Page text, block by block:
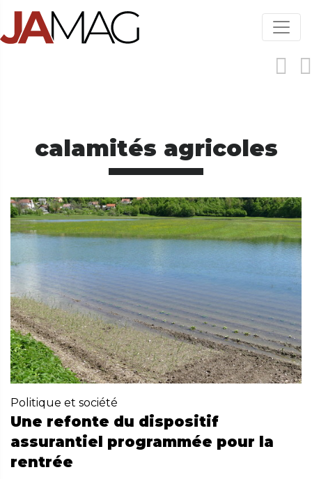
Aller
contenu
calamités agricoles
Politique et société
Une refonte du dispositif
assurantiel programmée pour la
rentrée